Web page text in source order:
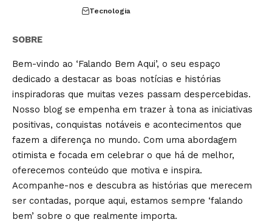
Tecnologia
SOBRE
Bem-vindo ao ‘Falando Bem Aqui’, o seu espaço
dedicado a destacar as boas notícias e histórias
inspiradoras que muitas vezes passam despercebidas.
Nosso blog se empenha em trazer à tona as iniciativas
positivas, conquistas notáveis e acontecimentos que
fazem a diferença no mundo. Com uma abordagem
otimista e focada em celebrar o que há de melhor,
oferecemos conteúdo que motiva e inspira.
Acompanhe-nos e descubra as histórias que merecem
ser contadas, porque aqui, estamos sempre ‘falando
bem’ sobre o que realmente importa.